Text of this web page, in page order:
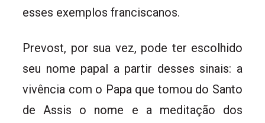
esses exemplos franciscanos.
Prevost, por sua vez, pode ter escolhido
seu nome papal a partir desses sinais: a
vivência com o Papa que tomou do Santo
de Assis o nome e a meditação dos